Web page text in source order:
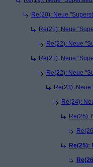
Re(20): Neue
Re(21): Neue
Re(22): Neue
Re(21): Neue
Re(22): Neue
Re(23):
Re(24):
Re(25):
Re(25):